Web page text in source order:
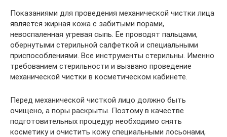
Показаниями для проведения механической чистки лица
является жирная кожа с забитыми порами,
невоспаленная угревая сыпь. Ее проводят пальцами,
обернутыми стерильной салфеткой и специальными
приспособлениями. Все инструменты стерильны. Именно
требованием стерильности и вызвано проведение
механической чистки в косметическом кабинете.
Перед механической чисткой лицо должно быть
очищено, а поры раскрыты. Поэтому в качестве
подготовительных процедур необходимо снять
косметику и очистить кожу специальными лосьонами,